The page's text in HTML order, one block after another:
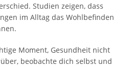
Studien zeigen, dass
im Alltag das Wohlbefinden
Moment, Gesundheit nicht
beobachte dich selbst und